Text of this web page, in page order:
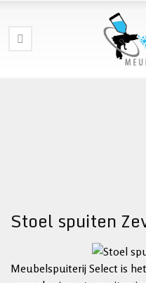
Stoel spuiten
Meubelspuiterij Select is